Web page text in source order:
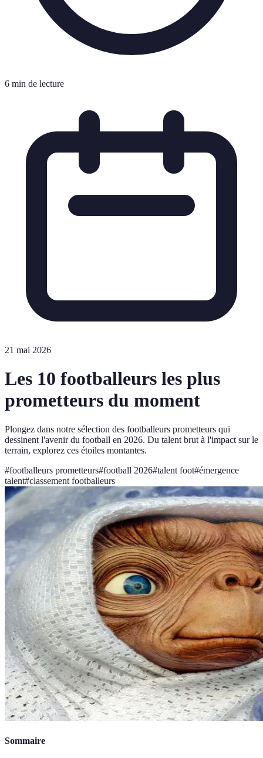
6 min de lecture
21 mai 2026
Les 10 footballeurs les plus
prometteurs du moment
Plongez dans notre sélection des footballeurs prometteurs qui
dessinent l'avenir du football en 2026. Du talent brut à l'impact sur le
terrain, explorez ces étoiles montantes.
#footballeurs prometteurs#football 2026#talent foot#émergence
talent#classement footballeurs
Sommaire